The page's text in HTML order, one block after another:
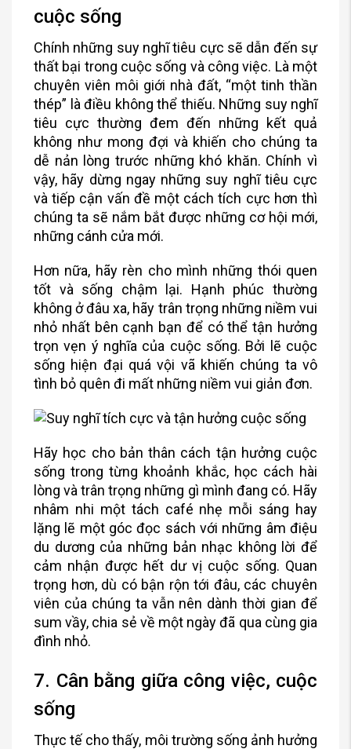
cuộc sống
Chính những suy nghĩ tiêu cực sẽ dẫn đến sự
thất bại trong cuộc sống và công việc. Là một
chuyên viên môi giới nhà đất, “một tinh thần
thép” là điều không thể thiếu. Những suy nghĩ
tiêu cực thường đem đến những kết quả
không như mong đợi và khiến cho chúng ta
dễ nản lòng trước những khó khăn. Chính vì
vậy, hãy dừng ngay những suy nghĩ tiêu cực
và tiếp cận vấn đề một cách tích cực hơn thì
chúng ta sẽ nắm bắt được những cơ hội mới,
những cánh cửa mới.
Hơn nữa, hãy rèn cho mình những thói quen
tốt và sống chậm lại. Hạnh phúc thường
không ở đâu xa, hãy trân trọng những niềm vui
nhỏ nhất bên cạnh bạn để có thể tận hưởng
trọn vẹn ý nghĩa của cuộc sống. Bởi lẽ cuộc
sống hiện đại quá vội vã khiến chúng ta vô
tình bỏ quên đi mất những niềm vui giản đơn.
Hãy học cho bản thân cách tận hưởng cuộc
sống trong từng khoảnh khắc, học cách hài
lòng và trân trọng những gì mình đang có. Hãy
nhâm nhi một tách café nhẹ mỗi sáng hay
lặng lẽ một góc đọc sách với những âm điệu
du dương của những bản nhạc không lời để
cảm nhận được hết dư vị cuộc sống. Quan
trọng hơn, dù có bận rộn tới đâu, các chuyên
viên của chúng ta vẫn nên dành thời gian để
sum vầy, chia sẻ về một ngày đã qua cùng gia
đình nhỏ.
7. Cân bằng giữa công việc, cuộc
sống
Thực tế cho thấy, môi trường sống ảnh hưởng